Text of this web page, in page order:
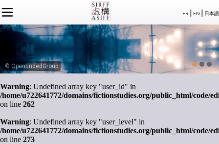
FR | EN | 日本語
L'ASSOCIATION
À PROPOS
ADHÉSION
ACTUALITÉS SIRFF
NOS CONGRÈS
SÉMINAIRES
ACTUALITÉS SUR LA FICTION
ÉVÉNEMENTS
MEMBRES
LE CONSEIL D’ADMINISTRATION
MEMBRES FONDATEURS
© OpenEndedGroup
Warning: Undefined array key "user_id" in
/home/u722641772/domains/fictionstudies.org/public_html/code/
on line 262
Warning: Undefined array key "user_level" in
/home/u722641772/domains/fictionstudies.org/public_html/code/
on line 273